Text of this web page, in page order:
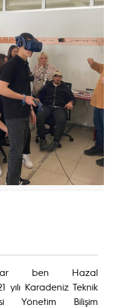
ben Hazal
yılı Karadeniz Teknik
Yönetim Bilişim